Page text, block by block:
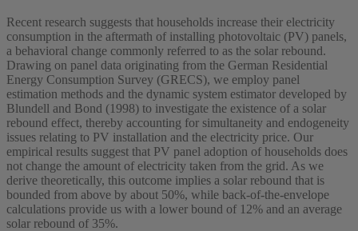
Recent research suggests that households increase their electricity
consumption in the aftermath of installing photovoltaic (PV) panels,
a behavioral change commonly referred to as the solar rebound.
Drawing on panel data originating from the German Residential
Energy Consumption Survey (GRECS), we employ panel
estimation methods and the dynamic system estimator developed by
Blundell and Bond (1998) to investigate the existence of a solar
rebound effect, thereby accounting for simultaneity and endogeneity
issues relating to PV installation and the electricity price. Our
empirical results suggest that PV panel adoption of households does
not change the amount of electricity taken from the grid. As we
derive theoretically, this outcome implies a solar rebound that is
bounded from above by about 50%, while back-of-the-envelope
calculations provide us with a lower bound of 12% and an average
solar rebound of 35%.